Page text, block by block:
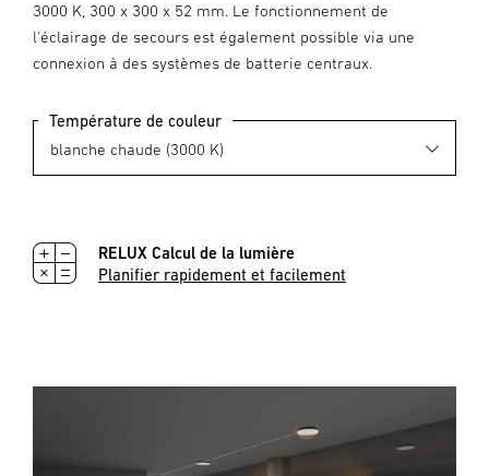
3000 K, 300 x 300 x 52 mm. Le fonctionnement de
l'éclairage de secours est également possible via une
connexion à des systèmes de batterie centraux.
Température de couleur
RELUX Calcul de la lumière
Planifier rapidement et facilement